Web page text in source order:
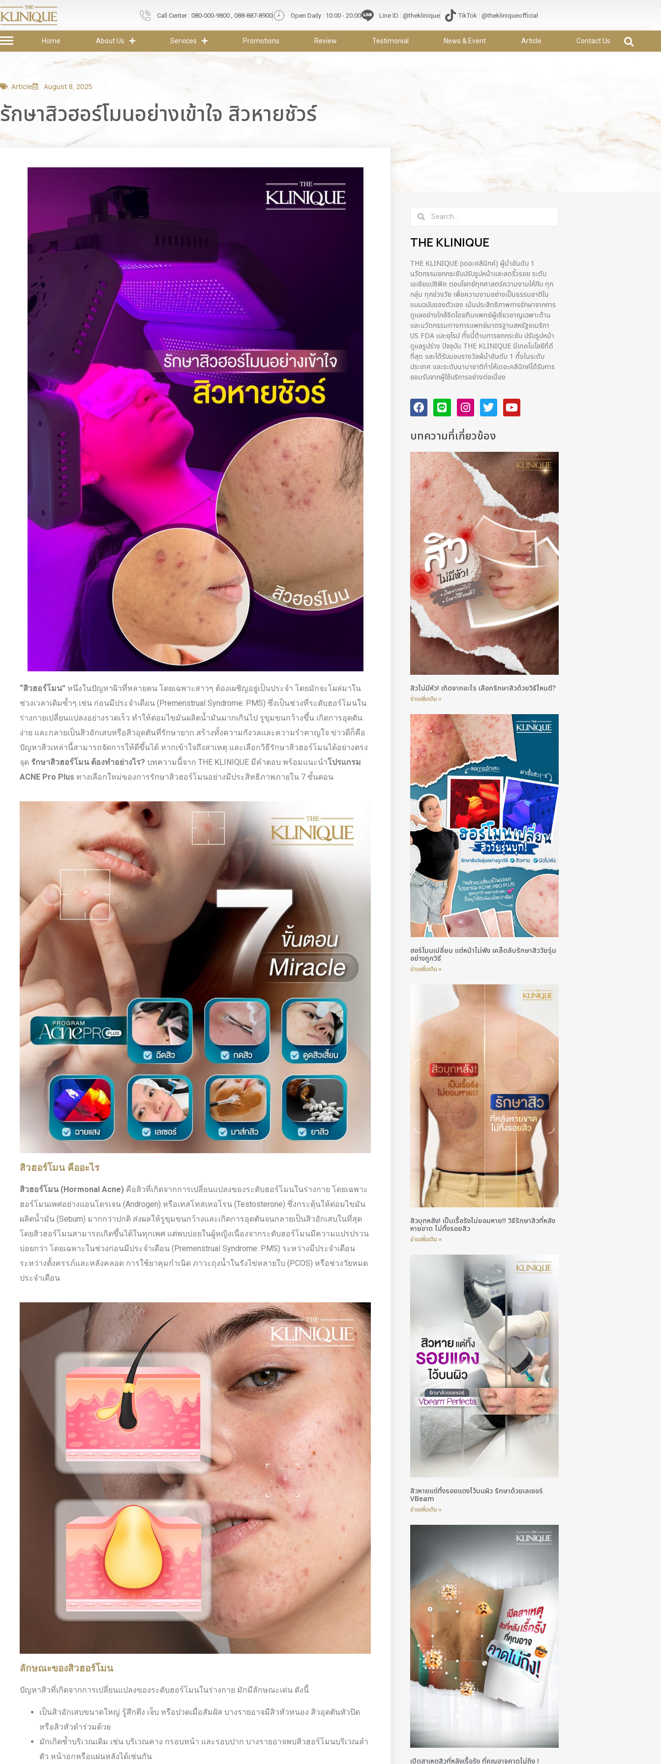
Call Center : 080-000-9800 , 088-887-8900 Open Daily : 10:00 - 20:00 Line ID : @theklinique TikTok : @thekliniqueofficial
Home About Us Services Promotions Review Testimonial News & Event Article Contact Us
Article August 8, 2025
รักษาสิวฮอร์โมนอย่างเข้าใจ สิวหายชัวร์
“สิวฮอร์โมน” หนึ่งในปัญหาผิวที่หลายคน โดยเฉพาะสาวๆ ต้องเผชิญอยู่เป็นประจำ โดยมักจะโผล่มาใน
ช่วงเวลาเดิมซ้ำๆ เช่น ก่อนมีประจำเดือน (Premenstrual Syndrome: PMS) ซึ่งเป็นช่วงที่ระดับฮอร์โมนใน
ร่างกายเปลี่ยนแปลงอย่างรวดเร็ว ทำให้ต่อมไขมันผลิตน้ำมันมากเกินไป รูขุมขนกว้างขึ้น เกิดการอุดตัน
ง่าย และกลายเป็นสิวอักเสบหรือสิวอุดตันที่รักษายาก สร้างทั้งความกังวลและความรำคาญใจ ข่าวดีก็คือ
ปัญหาสิวเหล่านี้สามารถจัดการให้ดีขึ้นได้ หากเข้าใจถึงสาเหตุ และเลือกวิธีรักษาสิวฮอร์โมนได้อย่างตรง
จุด รักษาสิวฮอร์โมน ต้องทำอย่างไร? บทความนี้จาก THE KLINIQUE มีคำตอบ พร้อมแนะนำโปรแกรม
ACNE Pro Plus ทางเลือกใหม่ของการรักษาสิวฮอร์โมนอย่างมีประสิทธิภาพภายใน 7 ขั้นตอน
สิวฮอร์โมน คืออะไร
สิวฮอร์โมน (Hormonal Acne) คือสิวที่เกิดจากการเปลี่ยนแปลงของระดับฮอร์โมนในร่างกาย โดยเฉพาะ
ฮอร์โมนเพศอย่างแอนโดรเจน (Androgen) หรือเทสโทสเทอโรน (Testosterone) ซึ่งกระตุ้นให้ต่อมไขมัน
ผลิตน้ำมัน (Sebum) มากกว่าปกติ ส่งผลให้รูขุมขนกว้างและเกิดการอุดตันจนกลายเป็นสิวอักเสบในที่สุด
โดยสิวฮอร์โมนสามารถเกิดขึ้นได้ในทุกเพศ แต่พบบ่อยในผู้หญิงเนื่องจากระดับฮอร์โมนมีความแปรปรวน
บ่อยกว่า โดยเฉพาะในช่วงก่อนมีประจำเดือน (Premenstrual Syndrome: PMS) ระหว่างมีประจำเดือน
ระหว่างตั้งครรภ์และหลังคลอด การใช้ยาคุมกำเนิด ภาวะถุงน้ำในรังไข่หลายใบ (PCOS) หรือช่วงวัยหมด
ประจำเดือน
ลักษณะของสิวฮอร์โมน
ปัญหาสิวที่เกิดจากการเปลี่ยนแปลงของระดับฮอร์โมนในร่างกาย มักมีลักษณะเด่น ดังนี้
เป็นสิวอักเสบขนาดใหญ่ รู้สึกตึง เจ็บ หรือปวดเมื่อสัมผัส บางรายอาจมีสิวหัวหนอง สิวอุดตันหัวปิด
หรือสิวหัวดำร่วมด้วย
มักเกิดซ้ำบริเวณเดิม เช่น บริเวณคาง กรอบหน้า และรอบปาก บางรายอาจพบสิวฮอร์โมนบริเวณลำ
ตัว หน้าอกหรือแผ่นหลังได้เช่นกัน
THE KLINIQUE
THE KLINIQUE (เดอะคลีนิกค์) ผู้นำอันดับ 1
นวัตกรรมยกกระชับปรับรูปหน้าและลดริ้วรอย ระดับ
เอเชียแปซิฟิค ตอบโจทย์ทุกศาสตร์ความงามให้กับ ทุก
กลุ่ม ทุกช่วงวัย เพื่อความงามอย่างเป็นธรรมชาติใน
แบบฉบับของตัวเอง เน้นประสิทธิภาพการรักษาจากการ
ดูแลอย่างใกล้ชิดโดยทีมแพทย์ผู้เชี่ยวชาญเฉพาะด้าน
และนวัตกรรมทางการแพทย์มาตรฐานสหรัฐอเมริกา
US FDA และยุโรป ทั้งนี้ด้านการยกกระชับ ปรับรูปหน้า
ดูแลรูปร่าง ปัจจุบัน THE KLINIQUE มีเทคโนโลยีที่ดี
ที่สุด และได้รับมอบรางวัลผ้นำอันดับ 1 ทั้งในระดับ
ประเทศ และระดับนานาชาติทําให้เดอะคลีนิกค์ได้รับการ
ยอมรับจากผู้ใช้บริการอย่างต่อเนื่อง
บทความที่เกี่ยวข้อง
สิวไม่มีหัว! เกิดจากอะไร เลือกรักษาสิวด้วยวิธีไหนดี?
อ่านเพิ่มเติม »
ฮอร์โมนเปลี่ยน แต่หน้าไม่พัง เคล็ดลับรักษาสิววัยรุ่น
อย่างถูกวิธี
อ่านเพิ่มเติม »
สิวบุกหลัง! เป็นเรื้อรังไม่ยอมหาย!! วิธีรักษาสิวที่หลัง
หายขาด ไม่ทิ้งรอยสิว
อ่านเพิ่มเติม »
สิวหายแต่ทิ้งรอยแดงไว้บนผิว รักษาด้วยเลเซอร์
VBeam
อ่านเพิ่มเติม »
เปิดสาเหตุสิวที่หลังเรื้อรัง ที่คุณอาจคาดไม่ถึง !